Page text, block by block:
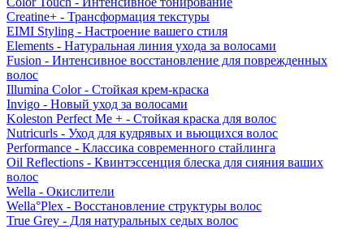
Creatine+ - Трансформация текстуры
EIMI Styling - Настроение вашего стиля
Elements - Натуральная линия ухода за волосами
Fusion - Интенсивное восстановление для поврежденных
волос
Illumina Color - Стойкая крем-краска
Invigo - Новый уход за волосами
Koleston Perfect Me + - Стойкая краска для волос
Nutricurls - Уход для кудрявых и вьющихся волос
Performance - Классика современного стайлинга
Oil Reflections - Квинтэссенция блеска для сияния ваших
волос
Wella - Окислители
Wella°Plex - Восстановление структуры волос
True Grey - Для натуральных седых волос